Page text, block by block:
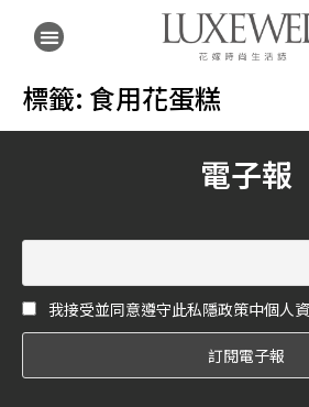
標籤: 食用花蛋糕
電子報
我接受並同意遵守此私隱政策中個人